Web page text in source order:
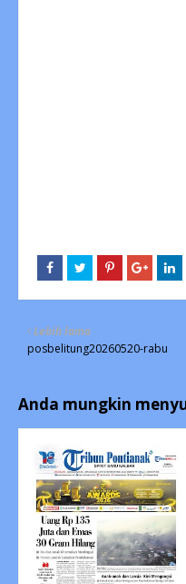
Lebih lama
posbelitung20260520-rabu
Anda mungkin